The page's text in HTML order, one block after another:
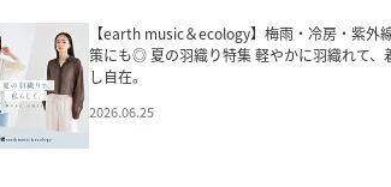
【earth music＆ecology】梅雨・冷房・紫外
策にも◎ 夏の羽織り特集 軽やかに羽織れて、
し自在。
2026.06.25